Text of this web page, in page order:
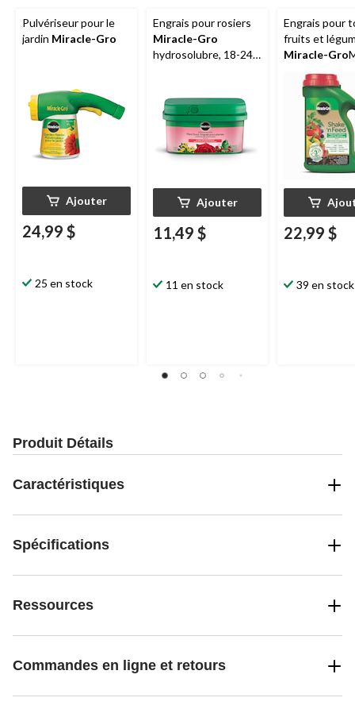
Pulvériseur pour le
jardin Miracle-Gro
Ajouter
24,99 $
25 en stock
Engrais pour rosiers
Miracle-Gro
hydrosolubre, 18-24-
Ajouter
11,49 $
11 en stock
Engrais pour
fruits et
Miracle-Gro
Shake ’n
22,99 $
39 en stock
Produit Détails
Caractéristiques
Spécifications
Ressources
Commandes en ligne et retours